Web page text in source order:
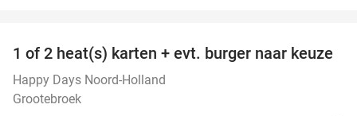
19%
1 of 2 heat(s) karten + evt. burger naar keuze
Happy Days Noord-Holland
Grootebroek